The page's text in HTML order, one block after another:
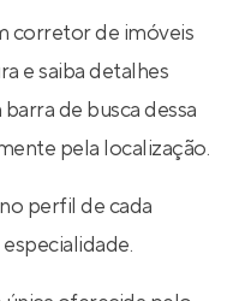
corretor de imóveis
e saiba detalhes
de busca dessa
pela localização.
perfil de cada